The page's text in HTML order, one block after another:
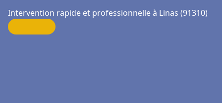
Intervention rapide et professionnelle à Linas (91310)